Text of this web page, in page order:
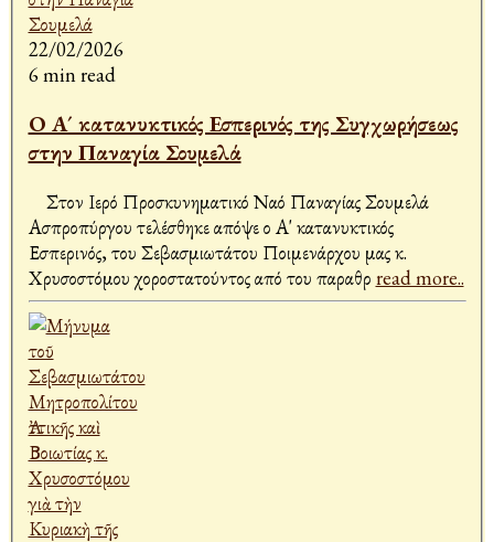
22/02/2026
6 min read
Ο Α´ κατανυκτικός Εσπερινός της Συγχωρήσεως
στην Παναγία Σουμελά
Στον Ιερό Προσκυνηματικό Ναό Παναγίας Σουμελά
Ασπροπύργου τελέσθηκε απόψε ο Α' κατανυκτικός
Εσπερινός, του Σεβασμιωτάτου Ποιμενάρχου μας κ.
Χρυσοστόμου χοροστατούντος από του παραθρ read more..